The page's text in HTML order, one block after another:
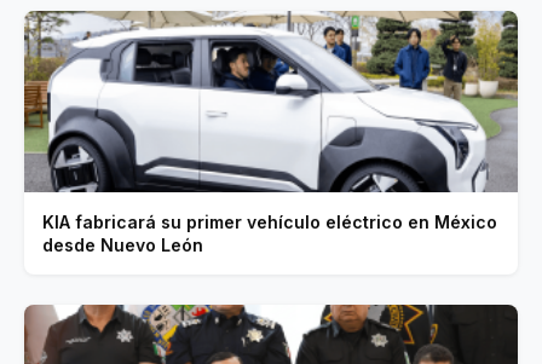
KIA fabricará su primer vehículo eléctrico en México
desde Nuevo León